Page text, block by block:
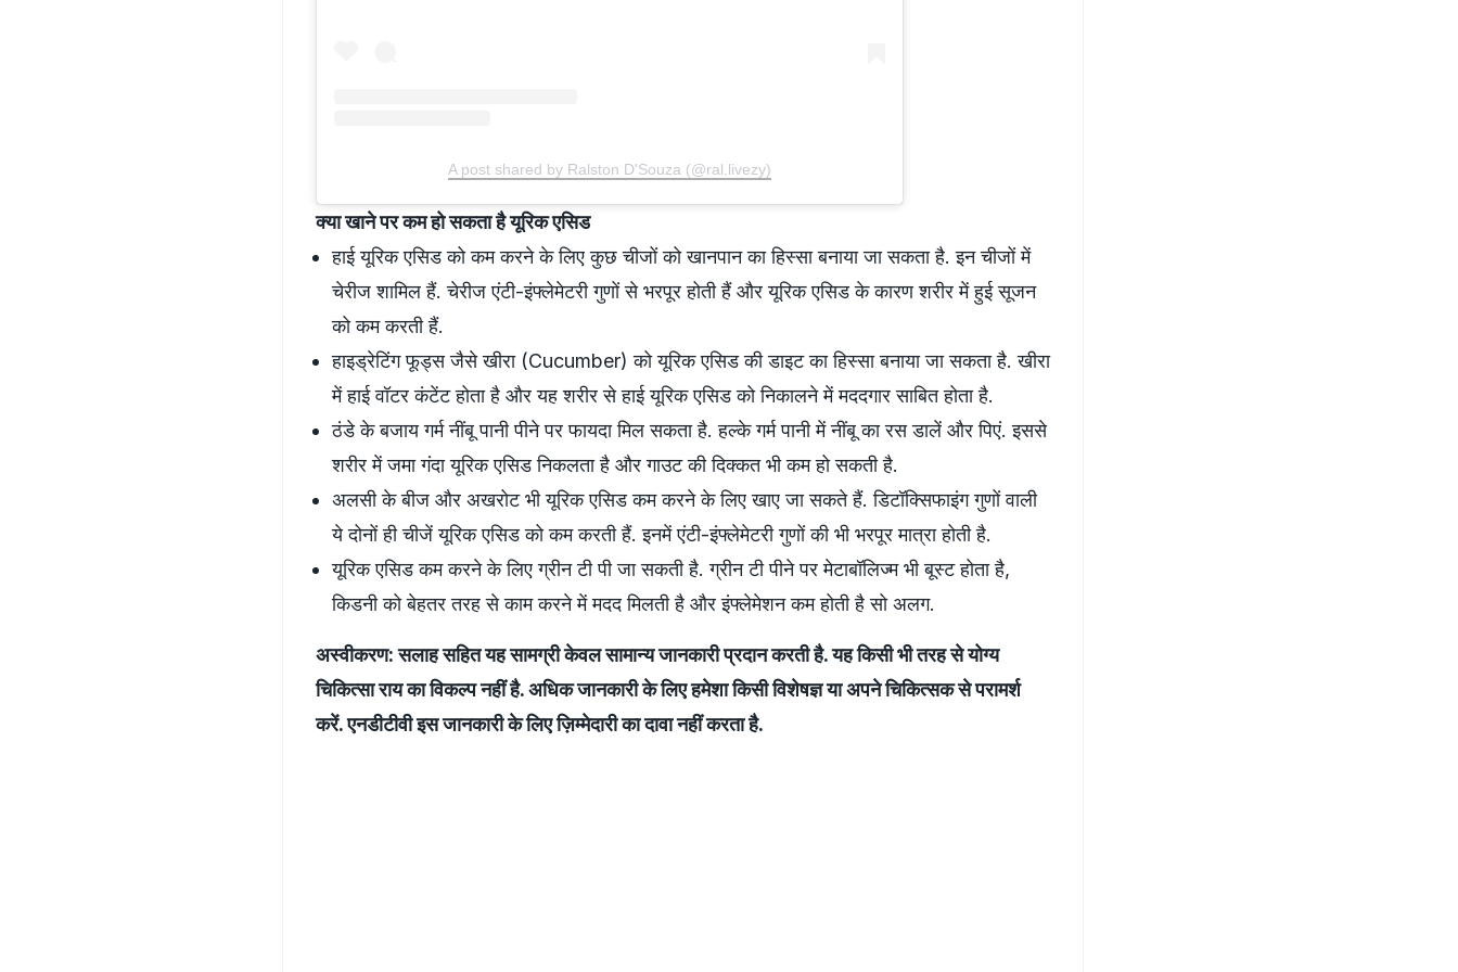
A post shared by Ralston D'Souza (@ral.livezy)
क्या खाने पर कम हो सकता है यूरिक एसिड
हाई यूरिक एसिड को कम करने के लिए कुछ चीजों को खानपान का हिस्सा बनाया जा सकता है. इन चीजों में
चेरीज शामिल हैं. चेरीज एंटी-इंफ्लेमेटरी गुणों से भरपूर होती हैं और यूरिक एसिड के कारण शरीर में हुई सूजन
को कम करती हैं.
हाइड्रेटिंग फूड्स जैसे खीरा (Cucumber) को यूरिक एसिड की डाइट का हिस्सा बनाया जा सकता है. खीरा
में हाई वॉटर कंटेंट होता है और यह शरीर से हाई यूरिक एसिड को निकालने में मददगार साबित होता है.
ठंडे के बजाय गर्म नींबू पानी पीने पर फायदा मिल सकता है. हल्के गर्म पानी में नींबू का रस डालें और पिएं. इससे
शरीर में जमा गंदा यूरिक एसिड निकलता है और गाउट की दिक्कत भी कम हो सकती है.
अलसी के बीज और अखरोट भी यूरिक एसिड कम करने के लिए खाए जा सकते हैं. डिटॉक्सिफाइंग गुणों वाली
ये दोनों ही चीजें यूरिक एसिड को कम करती हैं. इनमें एंटी-इंफ्लेमेटरी गुणों की भी भरपूर मात्रा होती है.
यूरिक एसिड कम करने के लिए ग्रीन टी पी जा सकती है. ग्रीन टी पीने पर मेटाबॉलिज्म भी बूस्ट होता है,
किडनी को बेहतर तरह से काम करने में मदद मिलती है और इंफ्लेमेशन कम होती है सो अलग.
अस्वीकरण: सलाह सहित यह सामग्री केवल सामान्य जानकारी प्रदान करती है. यह किसी भी तरह से योग्य
चिकित्सा राय का विकल्प नहीं है. अधिक जानकारी के लिए हमेशा किसी विशेषज्ञ या अपने चिकित्सक से परामर्श
करें. एनडीटीवी इस जानकारी के लिए ज़िम्मेदारी का दावा नहीं करता है.